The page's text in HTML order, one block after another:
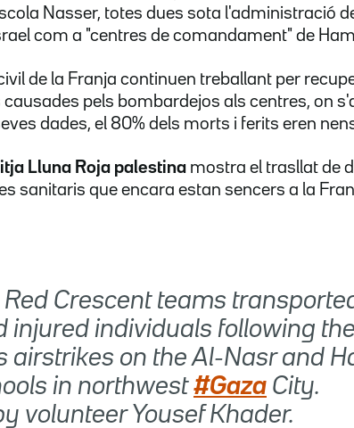
Nasser, totes dues sota l'administració
com a "centres de comandament" de
de la Franja continuen treballant per
pels bombardejos als centres, on
dades, el 80% dels morts i ferits eren
Lluna Roja palestina mostra el trasllat de
sanitaris que encara estan sencers a la
Crescent teams
injured individuals following
airstrikes on the Al-Nasr and
in northwest#Gaza City.
volunteer Yousef Khader.